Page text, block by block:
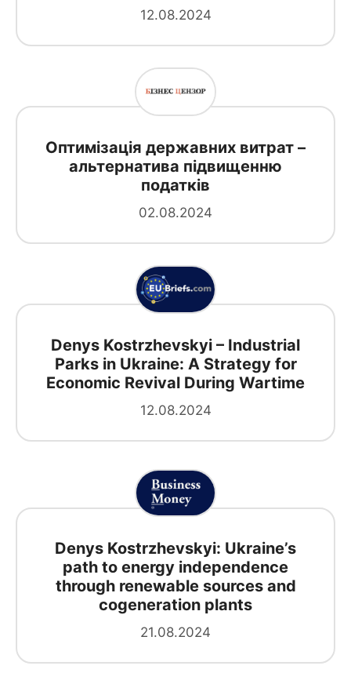
12.08.2024
Оптимізація державних витрат –
альтернатива підвищенню
податків
02.08.2024
Denys Kostrzhevskyi – Industrial
Parks in Ukraine: A Strategy for
Economic Revival During Wartime
12.08.2024
Denys Kostrzhevskyi: Ukraine’s
path to energy independence
through renewable sources and
cogeneration plants
21.08.2024